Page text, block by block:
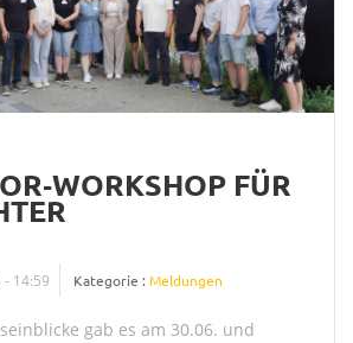
FÜR
- 14:59 Kategorie : Meldungen
gab es am 30.06. und